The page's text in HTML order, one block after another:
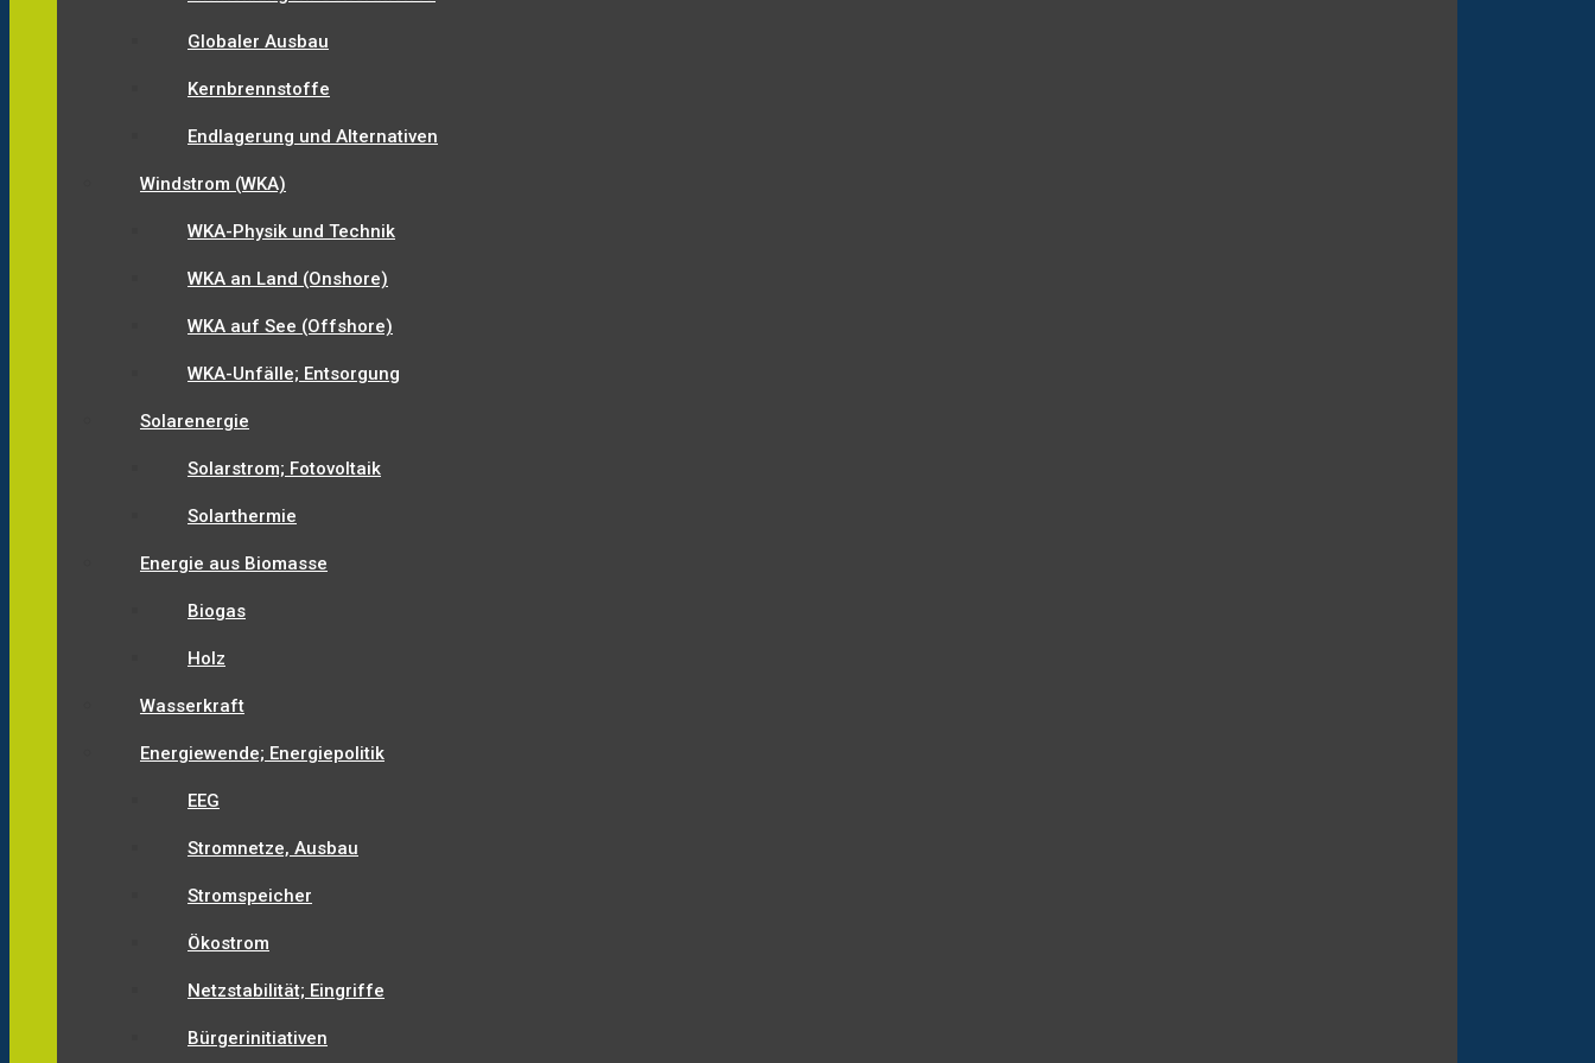
Globaler Ausbau
Kernbrennstoffe
Endlagerung und Alternativen
Windstrom (WKA)
WKA-Physik und Technik
WKA an Land (Onshore)
WKA auf See (Offshore)
WKA-Unfälle; Entsorgung
Solarenergie
Solarstrom; Fotovoltaik
Solarthermie
Energie aus Biomasse
Biogas
Holz
Wasserkraft
Energiewende; Energiepolitik
EEG
Stromnetze, Ausbau
Stromspeicher
Ökostrom
Netzstabilität; Eingriffe
Bürgerinitiativen